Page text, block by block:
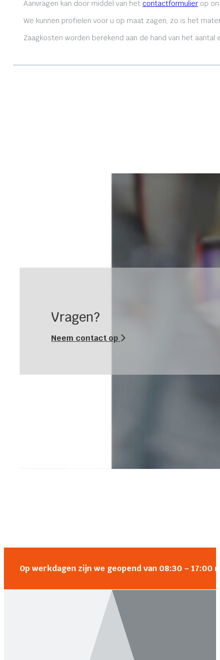
Aanvragen kan door middel van het contactformulier op
We kunnen profielen voor u op maat zagen, zo is het
Zaagkosten worden berekend aan de hand van het
Vragen?
Neem contact op
Op werkdagen zijn we geopend van 08:30 –